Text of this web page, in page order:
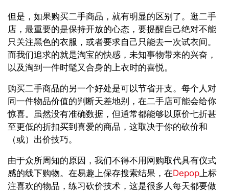
但是，如果购买二手商品，就有明显的区别了。逛二手
店，最重要的是保持开放的心态，要提醒自己绝对不能
只关注黑色的衣服，或者要求自己只能去一次试衣间。
而我们追求的就是淘宝的快感，未知事物带来的兴奋，
以及淘到一件时髦又合身的上衣时的喜悦。
购买二手商品的另一个好处是可以节省开支。每个人对
同一件物品价值的判断天差地别，在二手店可能会给你
惊喜。虽然没有准确数据，但通常都能够以原价七折甚
至更低的折扣买到喜爱的商品，这取决于你的砍价和
（或）出价技巧。
由于众所周知的原因，我们不得不用网购取代具有仪式
感的线下购物。在易趣上保存搜索结果，在Depop上标
注喜欢的物品，练习砍价技术，这是很多人每天都要做